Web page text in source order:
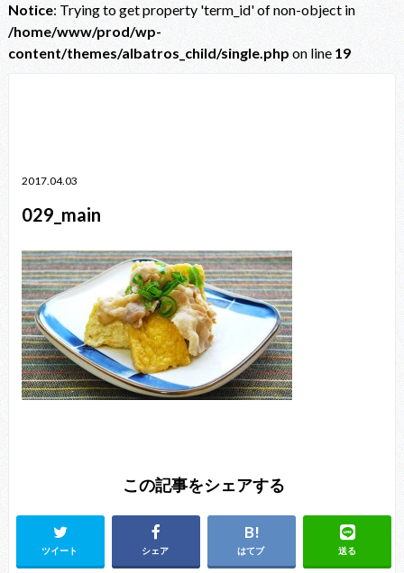
Notice: Trying to get property 'term_id' of non-object in
/home/www/prod/wp-
content/themes/albatros_child/single.php on line 19
2017.04.03
029_main
この記事をシェアする
ツイート シェア はてブ 送る